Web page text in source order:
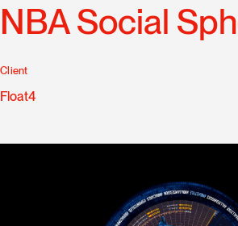
NBA Social
Client
Float4